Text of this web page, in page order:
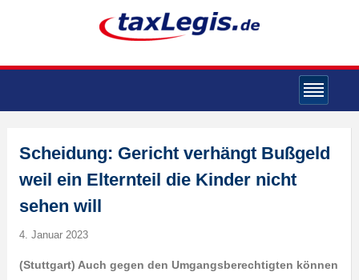
Scheidung: Gericht verhängt Bußgeld
weil ein Elternteil die Kinder nicht
sehen will
4. Januar 2023
(Stuttgart) Auch gegen den Umgangsberechtigten können